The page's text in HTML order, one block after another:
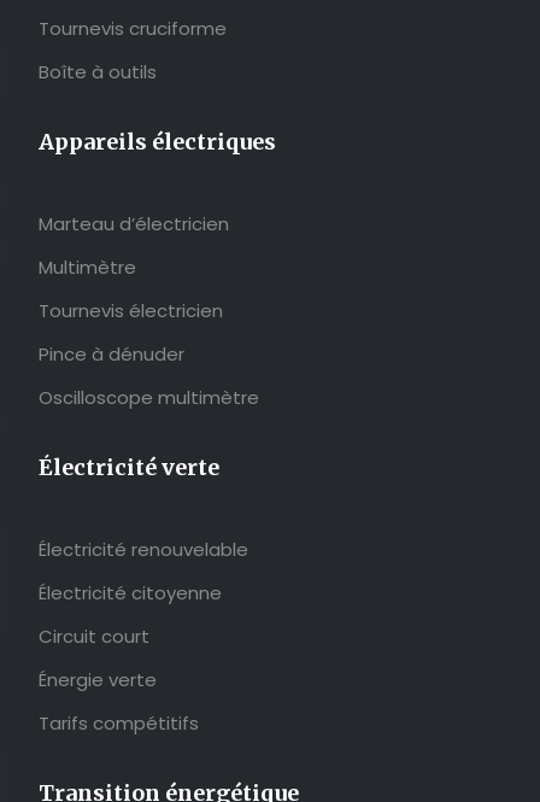
Tournevis cruciforme
Boîte à outils
Appareils électriques
Marteau d’électricien
Multimètre
Tournevis électricien
Pince à dénuder
Oscilloscope multimètre
Électricité verte
Électricité renouvelable
Électricité citoyenne
Circuit court
Énergie verte
Tarifs compétitifs
Transition énergétique